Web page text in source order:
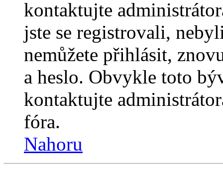
kontaktujte
jste se registrovali,
nemůžete přihlásit,
a heslo. Obvykle toto
kontaktujte
fóra.
Nahoru